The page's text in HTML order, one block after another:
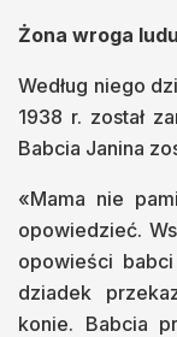
Żona wroga
Według niego
1938 r. został
Babcia Janina
«Mama nie
opowiedzieć.
opowieści babci
dziadek
konie. Babcia